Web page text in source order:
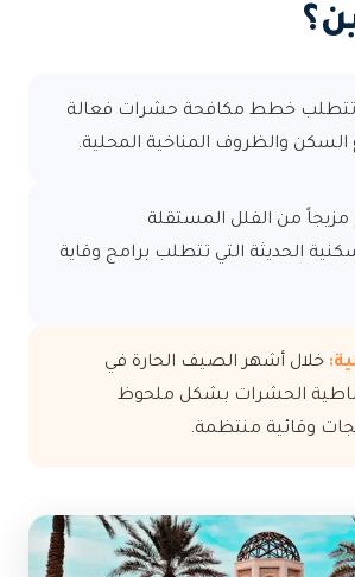
خطط مكافحة حشرات فعالة
السكن والظروف المناخية المحلية.
من الفلل المستقلة
الحديثة التي تتطلب برامج وقاية
خلال أشهر الصيف الحارة في
الحشرات بشكل ملحوظ
وقائية منتظمة.